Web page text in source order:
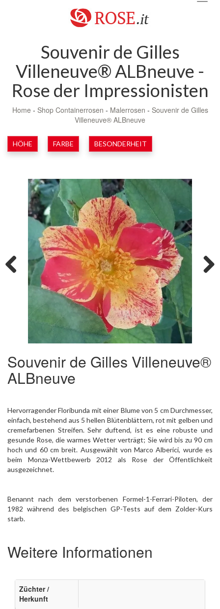
Souvenir de Gilles
Villeneuve® ALBneuve -
Rose der Impressionisten
Home - Shop Containerrosen - Malerrosen - Souvenir de Gilles
Villeneuve® ALBneuve
HÖHE FARBE BESONDERHEIT
Previous
Souvenir de Gilles Villeneuve®
ALBneuve
Hervorragender Floribunda mit einer Blume von 5 cm Durchmesser,
einfach, bestehend aus 5 hellen Blütenblättern, rot mit gelben und
cremefarbenen Streifen. Sehr duftend, ist es eine robuste und
gesunde Rose, die warmes Wetter verträgt; Sie wird bis zu 90 cm
hoch und 60 cm breit. Ausgewählt von Marco Alberici, wurde es
beim Monza-Wettbewerb 2012 als Rose der Öffentlichkeit
ausgezeichnet.
Benannt nach dem verstorbenen Formel-1-Ferrari-Piloten, der
1982 während des belgischen GP-Tests auf dem Zolder-Kurs
starb.
Weitere Informationen
Züchter /
Herkunft